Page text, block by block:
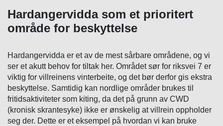
Hardangervidda som et prioritert
område for beskyttelse
Hardangervidda er et av de mest sårbare områdene, og vi
ser et akutt behov for tiltak her. Området sør for riksvei 7 er
viktig for villreinens vinterbeite, og det bør derfor gis ekstra
beskyttelse. Samtidig kan nordlige områder brukes til
fritidsaktiviteter som kiting, da det på grunn av CWD
(kronisk skrantesyke) ikke er ønskelig at villrein oppholder
seg der. Dette er et eksempel på hvordan vi kan bruke